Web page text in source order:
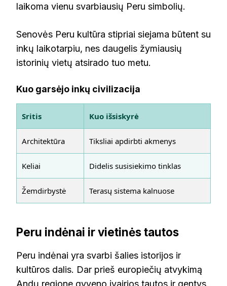
laikoma vienu svarbiausių Peru simbolių.
Senovės Peru kultūra stipriai siejama būtent su
inkų laikotarpiu, nes daugelis žymiausių
istorinių vietų atsirado tuo metu.
Kuo garsėjo inkų civilizacija
Sritis Kuo išsiskyrė
Architektūra Tiksliai apdirbti akmenys
Keliai Didelis susisiekimo tinklas
Žemdirbystė Terasų sistema kalnuose
Peru indėnai ir vietinės tautos
Peru indėnai yra svarbi šalies istorijos ir
kultūros dalis. Dar prieš europiečių atvykimą